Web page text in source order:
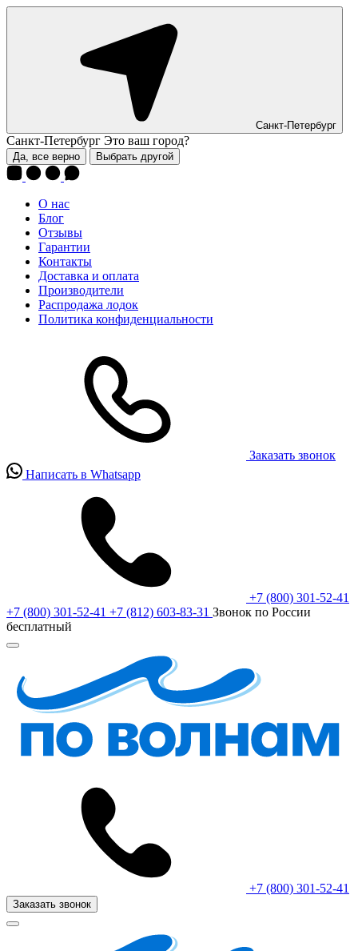
Санкт-Петербург
Санкт-Петербург Это ваш город?
Да, все верно Выбрать другой
О нас
Блог
Отзывы
Гарантии
Контакты
Доставка и оплата
Производители
Распродажа лодок
Политика конфиденциальности
Заказать звонок
Написать в Whatsapp
+7 (800) 301-52-41
+7 (800) 301-52-41 +7 (812) 603-83-31 Звонок по России
бесплатный
+7 (800) 301-52-41
Заказать звонок